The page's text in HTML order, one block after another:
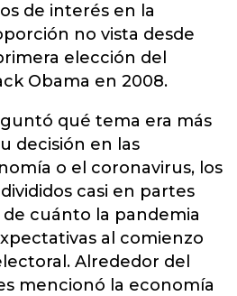
de interés en la
no vista desde
elección del
Obama en 2008.
qué tema era más
decisión en las
o el coronavirus, los
casi en partes
cuánto la pandemia
al comienzo
Alrededor del
mencionó la economía